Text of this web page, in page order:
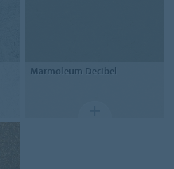
Marmoleum Decibel